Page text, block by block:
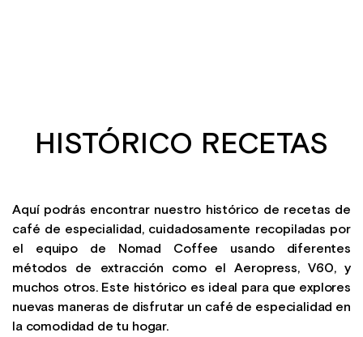
HISTÓRICO RECETAS
Aquí podrás encontrar nuestro histórico de recetas de
café de especialidad, cuidadosamente recopiladas por
el equipo de Nomad Coffee usando diferentes
métodos de extracción como el Aeropress, V60, y
muchos otros. Este histórico es ideal para que explores
nuevas maneras de disfrutar un café de especialidad en
la comodidad de tu hogar.